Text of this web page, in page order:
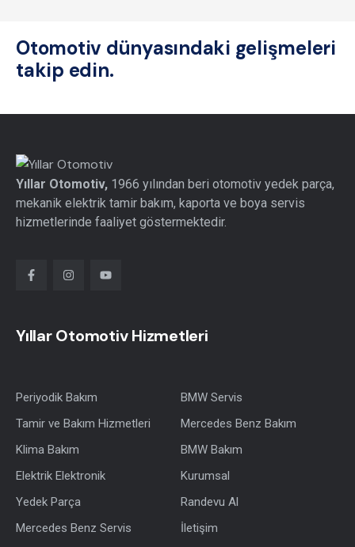
Otomotiv dünyasındaki gelişmeleri
takip edin.
Yıllar Otomotiv, 1966 yılından beri otomotiv yedek parça,
mekanik elektrik tamir bakım, kaporta ve boya servis
hizmetlerinde faaliyet göstermektedir.
Yıllar Otomotiv Hizmetleri
Periyodik Bakım
Tamir ve Bakım Hizmetleri
Klima Bakım
Elektrik Elektronik
Yedek Parça
Mercedes Benz Servis
BMW Servis
Mercedes Benz Bakım
BMW Bakım
Kurumsal
Randevu Al
İletişim